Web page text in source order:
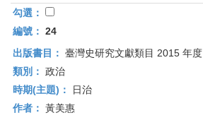
勾選：
編號： 24
出版書目： 臺灣史研究文獻類目 2015 年度
類別： 政治
時期(主題)：
日治
作者： 黃美惠